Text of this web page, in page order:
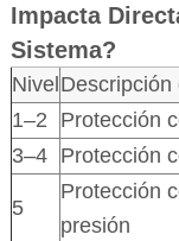
Impacta
Sistema?
NivelDescripción
1–2
Protección
3–4
Protección
5
Protección
presión